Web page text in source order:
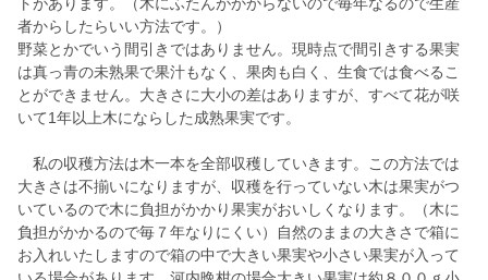
者からしたらいい方法です。）
野菜とかでいう間引きではありません。現時点で間引きする果実
は真っ青の未熟果で果汁もなく、果肉も白く、生食では食べるこ
とができません。大きさに大小の差はありますが、すべて花が咲
いて1年以上木にならした成熟果実です。
私の収穫方法は木一本を全部収穫していきます。この方法では
大きさは不揃いになりますが、収穫を行っていない木は果実がつ
いているので木に負担がかかり果実がおいしくなります。（木に
負担がかかるので毎７年なりにくい）自然のままの大きさで箱に
お入れいたしますので箱の中で大きい果実や小さい果実が入って